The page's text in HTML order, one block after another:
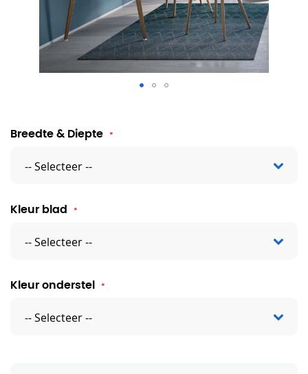
Bureau Xava
Breedte & Diepte
Kleur blad
Kleur onderstel